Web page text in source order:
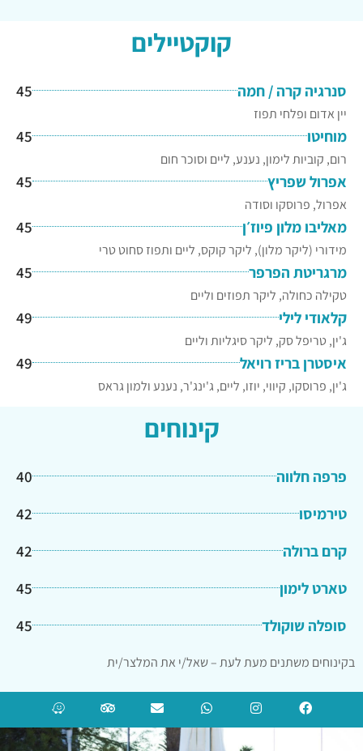
קוקטיילים
סנרגיה קרה / חמה 45
יין אדום ופלחי תפוז
מוחיטו 45
רום, קוביות לימון, נענע, ליים וסוכר חום
אפרול שפריץ 45
אפרול, פרוסקו וסודה
מאליבו מלון פיוז׳ן 45
מידורי (ליקר מלון), ליקר קוקס, ליים ותפוז סחוט טרי
מרגריטת הפרפר 45
טקילה כחולה, ליקר תפוזים וליים
קלאודי לילי 49
ג'ין, טריפל סק, ליקר סיגליות וליים
איסטרן בריז רויאל 49
ג'ין, פרוסקו, קיווי, יוזו, ליים, ג'ינג'ר, נענע ולמון גראס
קינוחים
פרפה חלווה
40
טירמיסו
42
קרם ברולה
42
טארט לימון
45
סופלה שוקולד
45
בקינוחים משתנים מעת לעת – שאל/י את המלצר/ית